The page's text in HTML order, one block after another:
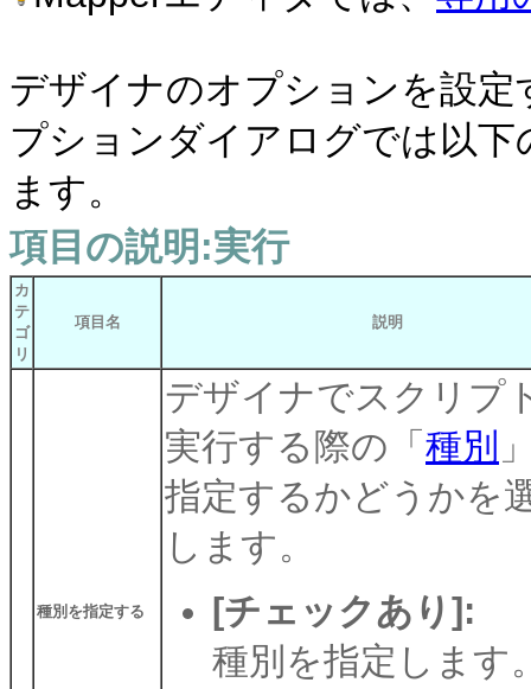
デザイナのオプションを設
プションダイアログでは以
ます。
項目の説明:実行
カ
テ
ゴ
リ
項目名 説明
種別を指定する
デザイナでスクリプ
実行する際の「 種別
指定するかどうかを
します。
[チェックあり]:
種別を指定します